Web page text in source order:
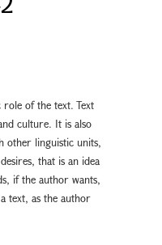
role of the text. Text
culture. It is also
other linguistic units,
that is an idea
if the author wants,
text, as the author